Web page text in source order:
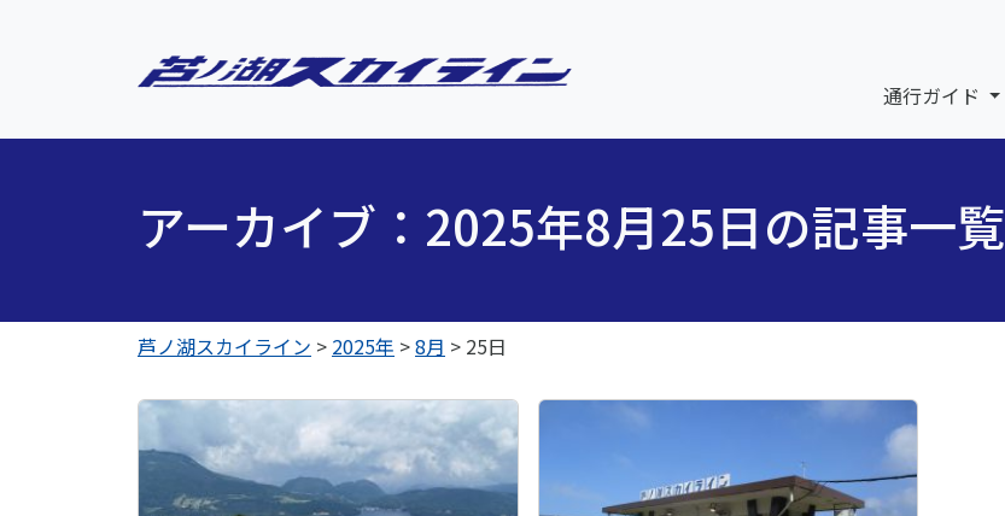
通行ガイド
アーカイブ：2025年8月25日の記事一覧
芦ノ湖スカイライン > 2025年 >8月 > 25日